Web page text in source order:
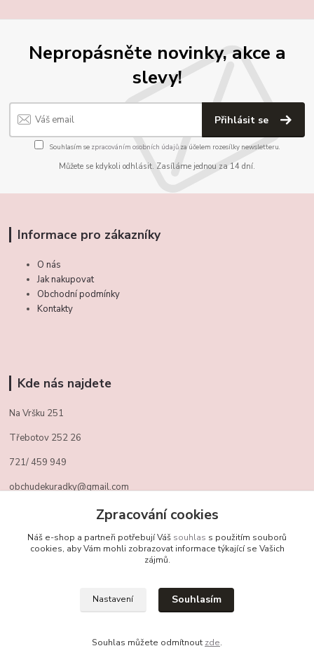
Nepropásněte novinky, akce a
slevy!
Přihlásit se
Souhlasím se zpracováním osobních údajůza účelem rozesílky newsletteru.
Můžete se kdykoli odhlásit. Zasíláme jednou za 14 dní.
Informace pro zákazníky
O nás
Jak nakupovat
Obchodní podmínky
Kontakty
Kde nás najdete
Na Vršku 251
Třebotov 252 26
721/ 459 949
obchudekuradky@gmail.com
Kontakty
Zpracování cookies
Náš e-shop a partneři potřebují Váš souhlas s použitím souborů
cookies, aby Vám mohli zobrazovat informace týkající se Vašich
zájmů.
Nastavení Souhlasím
Souhlas můžete odmítnout zde.